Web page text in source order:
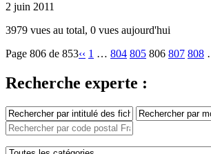
2 juin 2011
3979 vues au total, 0 vues aujourd'hui
Page 806 de 853‹‹ 1 … 804 805 806 807 808
Recherche experte :